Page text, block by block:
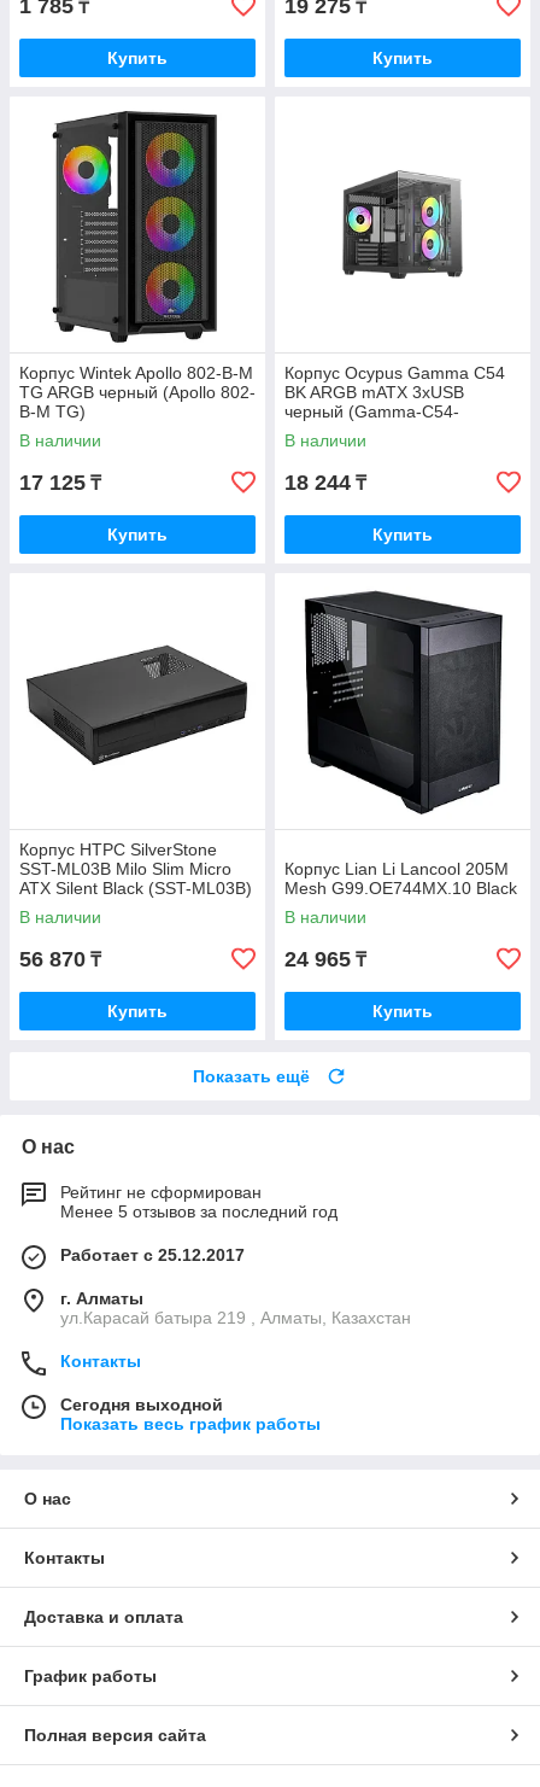
1 785 ₸
Купить
19 275 ₸
Купить
Корпус Wintek Apollo 802-B-M
TG ARGB черный (Apollo 802-
B-M TG)
В наличии
17 125 ₸
Купить
Корпус Ocypus Gamma C54
BK ARGB mATX 3xUSB
черный (Gamma-C54-
BKD300XX-GL)
В наличии
18 244 ₸
Купить
Корпус HTPC SilverStone
SST-ML03B Milo Slim Micro
ATX Silent Black (SST-ML03B)
В наличии
56 870 ₸
Купить
Корпус Lian Li Lancool 205M
Mesh G99.OE744MX.10 Black
В наличии
24 965 ₸
Купить
Показать ещё
О нас
Рейтинг не сформирован
Менее 5 отзывов за последний год
Работает с 25.12.2017
г. Алматы
ул.Карасай батыра 219 , Алматы, Казахстан
Контакты
Сегодня выходной
Показать весь график работы
О нас
Контакты
Доставка и оплата
График работы
Полная версия сайта